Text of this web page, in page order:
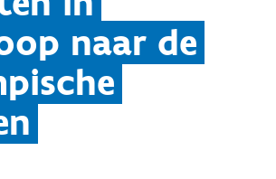
naar de